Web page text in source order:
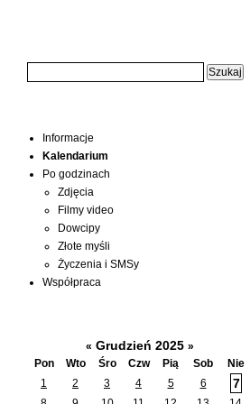
Informacje
Kalendarium
Po godzinach
Zdjęcia
Filmy video
Dowcipy
Złote myśli
Życzenia i SMSy
Współpraca
« Grudzień 2025 »
Pon
Wto Śro Czw Pią Sob
Nie
1
2 3 4 5 6 7